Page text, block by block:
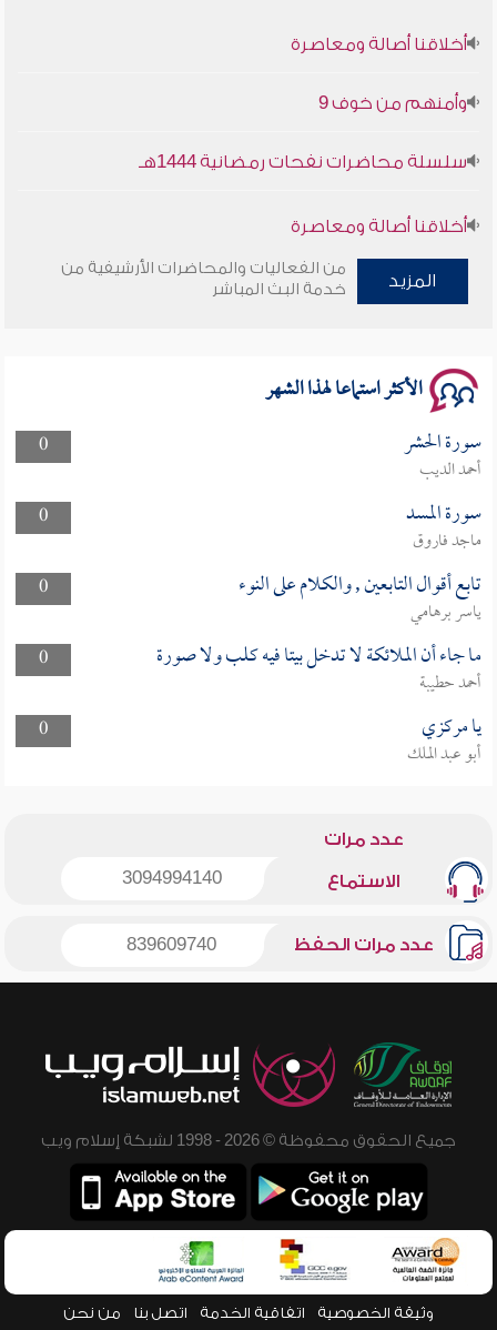
أخلاقنا أصالة ومعاصرة
وأمنهم من خوف 9
سلسلة محاضرات نفحات رمضانية 1444هـ
أخلاقنا أصالة ومعاصرة
وأمنهم من خوف 9
المزيد
من الفعاليات والمحاضرات الأرشيفية من
خدمة البث المباشر
الأكثر استماعا لهذا الشهر
0 سورة الحشر
أحمد الديب
0
سورة المسد
ماجد فاروق
0
تابع أقوال التابعين , والكلام على النوء
ياسر برهامي
0
ما جاء أن الملائكة لا تدخل بيتا فيه كلب ولا صورة
أحمد حطيبة
0
يا مركزي
أبو عبد الملك
عدد مرات
الاستماع 3094994140
عدد مرات الحفظ 839609740
جميع الحقوق محفوظة © 2026 - 1998 لشبكة إسلام ويب
وثيقة الخصوصية اتفاقية الخدمة اتصل بنا من نحن